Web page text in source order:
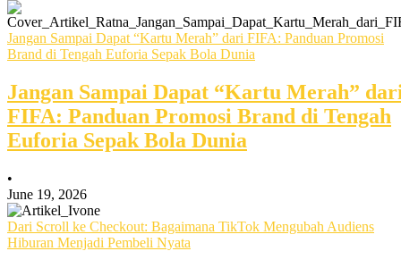
Jangan Sampai Dapat “Kartu Merah” dari FIFA: Panduan Promosi
Brand di Tengah Euforia Sepak Bola Dunia
Jangan Sampai Dapat “Kartu Merah”
FIFA: Panduan Promosi Brand di Tengah
Euforia Sepak Bola Dunia
•
June 19, 2026
Dari Scroll ke Checkout: Bagaimana TikTok Mengubah Audiens
Hiburan Menjadi Pembeli Nyata